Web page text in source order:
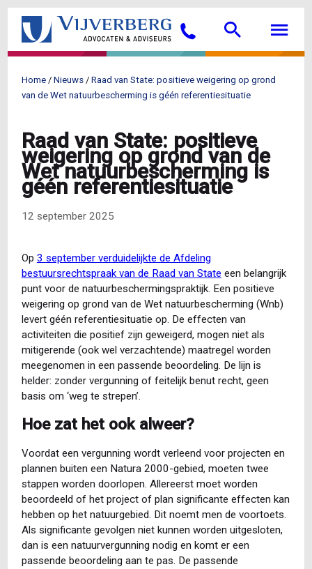
Overslaan
de
gaan
Bellen Search
Kruimelpad
Home Nieuws
Raad van State: positieve weigering op grond
van de Wet natuurbescherming is géén referentiesituatie
Raad van State: positieve
weigering op grond van de
Wet natuurbescherming is
géén referentiesituatie
12 september 2025
Op 3 september verduidelijkte de Afdeling
bestuursrechtspraak van de Raad van State een belangrijk
punt voor de natuurbeschermingspraktijk. Een positieve
weigering op grond van de Wet natuurbescherming (Wnb)
levert géén referentiesituatie op. De effecten van
activiteiten die positief zijn geweigerd, mogen niet als
mitigerende (ook wel verzachtende) maatregel worden
meegenomen in een passende beoordeling. De lijn is
helder: zonder vergunning of feitelijk benut recht, geen
basis om ‘weg te strepen’.
Hoe zat het ook alweer?
Voordat een vergunning wordt verleend voor projecten en
plannen buiten een Natura 2000-gebied, moeten twee
stappen worden doorlopen. Allereerst moet worden
beoordeeld of het project of plan significante effecten kan
hebben op het natuurgebied. Dit noemt men de voortoets.
Als significante gevolgen niet kunnen worden uitgesloten,
dan is een natuurvergunning nodig en komt er een
passende beoordeling aan te pas. De passende